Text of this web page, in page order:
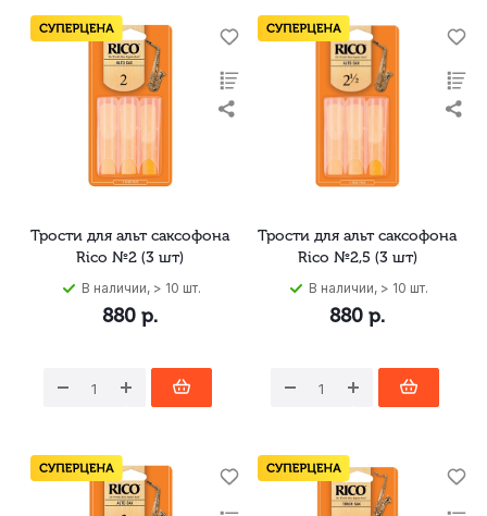
Трости для альт саксофона
Rico №2 (3 шт)
В наличии, > 10 шт.
880 р.
Трости для альт саксофона
Rico №2,5 (3 шт)
В наличии, > 10 шт.
880 р.